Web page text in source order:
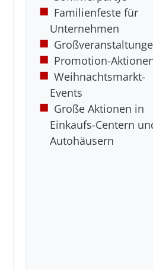
Familienfeste für
Unternehmen
Promotion-
Weihnachtsmarkt-
Events
Große Aktionen in
Einkaufs-Centern
Autohäusern